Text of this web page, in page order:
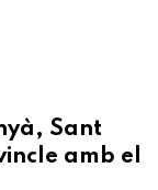
Sant
amb el